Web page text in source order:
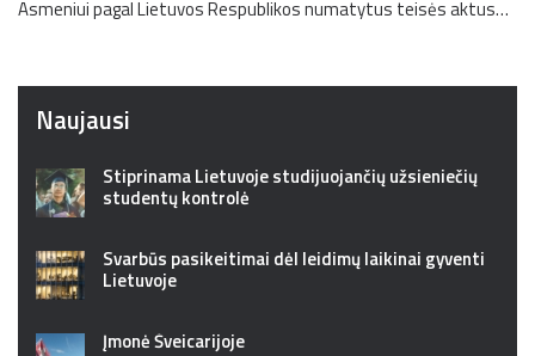
Asmeniui pagal Lietuvos Respublikos numatytus teisės aktus…
Naujausi
Stiprinama Lietuvoje studijuojančių užsieniečių
studentų kontrolė
Svarbūs pasikeitimai dėl leidimų laikinai gyventi
Lietuvoje
Įmonė Šveicarijoje